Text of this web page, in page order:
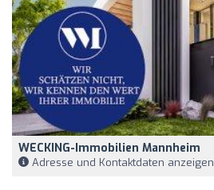
WECKING-Immobilien Mannheim
Adresse und Kontaktdaten anzeigen